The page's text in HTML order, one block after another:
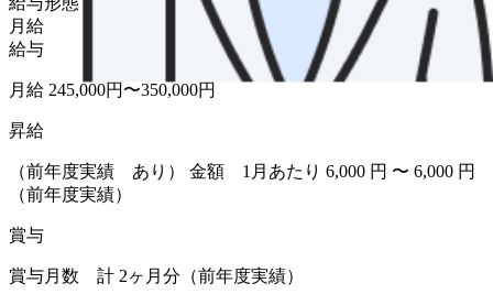
月給
給与
月給 245,000円〜350,000円
昇給
（前年度実績 あり） 金額 1月あたり 6,000 円 〜 6,000 円
（前年度実績）
賞与
賞与月数 計 2ヶ月分（前年度実績）